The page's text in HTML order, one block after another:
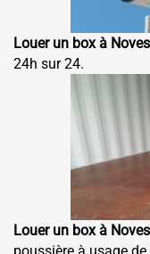
Louer un box à Noves
24h sur 24.
Louer un box à Noves